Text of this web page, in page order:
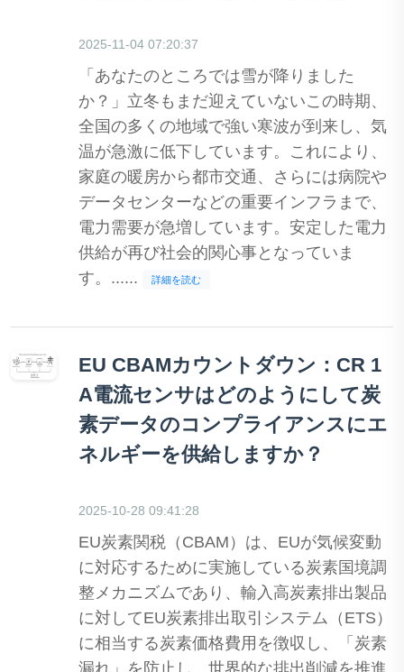
2025-11-04 07:20:37
「あなたのところでは雪が降りました
か？」立冬もまだ迎えていないこの時期、
全国の多くの地域で強い寒波が到来し、気
温が急激に低下しています。これにより、
家庭の暖房から都市交通、さらには病院や
データセンターなどの重要インフラまで、
電力需要が急増しています。安定した電力
供給が再び社会的関心事となっていま
す。......
詳細を読む
EU CBAMカウントダウン：CR 1
A電流センサはどのようにして炭
素データのコンプライアンスにエ
ネルギーを供給しますか？
2025-10-28 09:41:28
EU炭素関税（CBAM）は、EUが気候変動
に対応するために実施している炭素国境調
整メカニズムであり、輸入高炭素排出製品
に対してEU炭素排出取引システム（ETS）
に相当する炭素価格費用を徴収し、「炭素
漏れ」を防止し、世界的な排出削減を推進